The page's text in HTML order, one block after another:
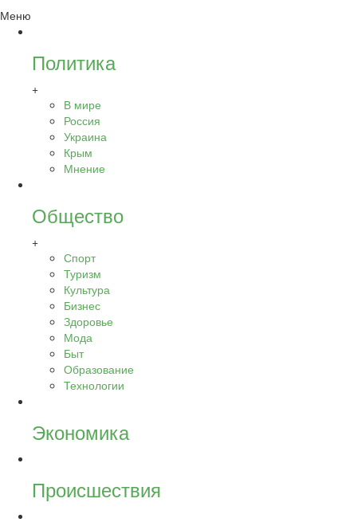
Меню
Политика
+
В мире
Россия
Украина
Крым
Мнение
Общество
+
Спорт
Туризм
Культура
Бизнес
Здоровье
Мода
Быт
Образование
Технологии
Экономика
Происшествия